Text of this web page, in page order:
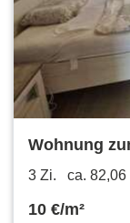
Wohnung
€ 82.06 m²
3 Zi. ca. 82,06
10 €/m²